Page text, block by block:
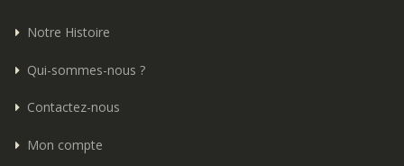
Notre Histoire
Qui-sommes-nous ?
Contactez-nous
Mon compte